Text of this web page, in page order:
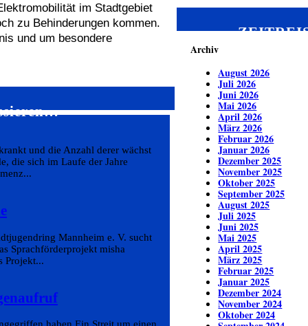
im Stadtgebiet
zu Behinderungen kommen.
und um besondere
und die Anzahl derer wächst
die sich im Laufe der Jahre
Mannheim e. V. sucht
Sprachförderprojekt misha
Projekt...
Archiv
August 2026
Juli 2026
Juni 2026
Mai 2026
April 2026
März 2026
Februar 2026
Januar 2026
Dezember 2025
November 2025
Oktober 2025
September 2025
August 2025
Juli 2025
Juni 2025
Mai 2025
April 2025
März 2025
Februar 2025
Januar 2025
Dezember 2024
November 2024
Oktober 2024